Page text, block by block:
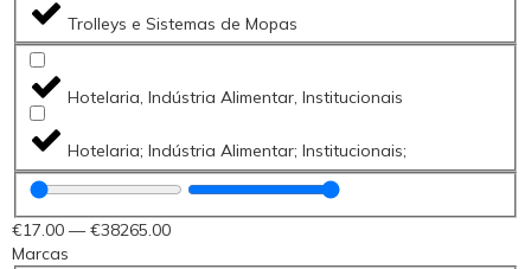
Trolleys e Sistemas de Mopas
Hotelaria, Indústria Alimentar, Institucionais
Hotelaria; Indústria Alimentar; Institucionais;
€17 .00 —€38265 .00
Marcas